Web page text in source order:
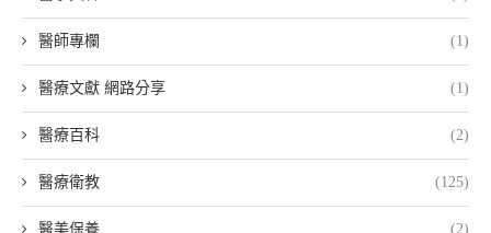
醫師專欄 (1)
醫療文獻 網路分享 (1)
醫療百科 (2)
醫療衛教 (125)
醫美保養 (2)